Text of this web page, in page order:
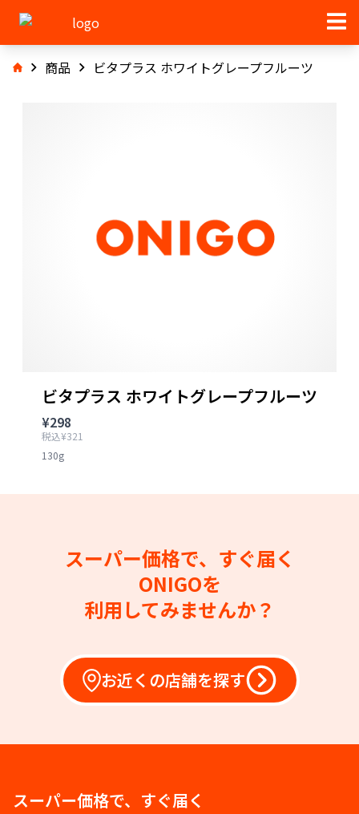
商品 ビタプラス ホワイトグレープフルーツ
ビタプラス ホワイトグレープフルーツ
¥298
税込¥321
130g
スーパー価格で、すぐ届く
ONIGOを
利用してみませんか？
お近くの店舗を探す
スーパー価格で、すぐ届く